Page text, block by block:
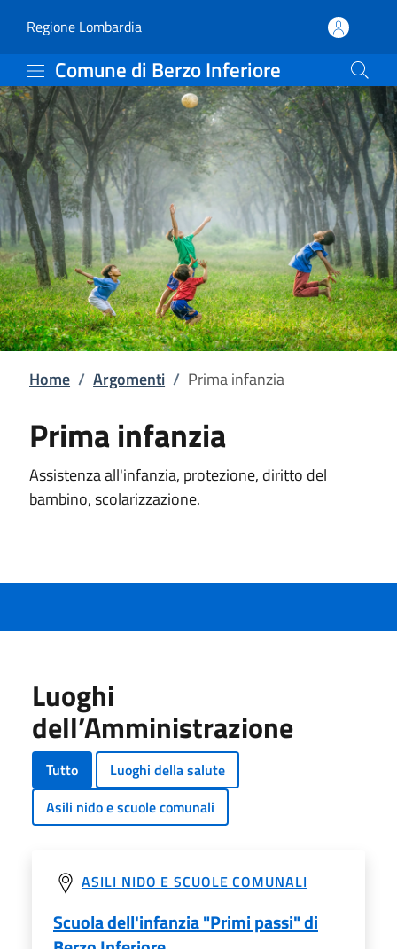
Prima infanzia |
Regione Lombardia(apre in un'altra scheda).
Comune di Berzo Inferiore
Home / Argomenti / Prima infanzia
Prima infanzia
Assistenza all'infanzia, protezione, diritto del
bambino, scolarizzazione.
Luoghi
dell’Amministrazione
Tutto
Luoghi della salute
Asili nido e scuole comunali
ASILI NIDO E SCUOLE COMUNALI
Scuola dell'infanzia "Primi passi" di